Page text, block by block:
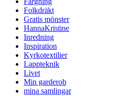
Folkdräkt
Gratis mönster
HannaKristine
Inredning
Inspiration
Kyrkotextilier
Lappteknik
Livet
Min garderob
mina samlingar